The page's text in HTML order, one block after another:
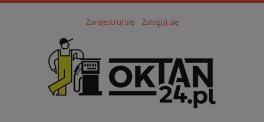
Zarejestruj się Zaloguj się